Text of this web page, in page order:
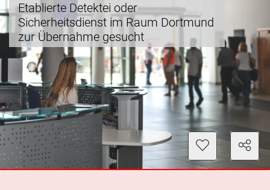
Etablierte Detektei oder
Sicherheitsdienst im Raum Dortmund
zur Übernahme gesucht